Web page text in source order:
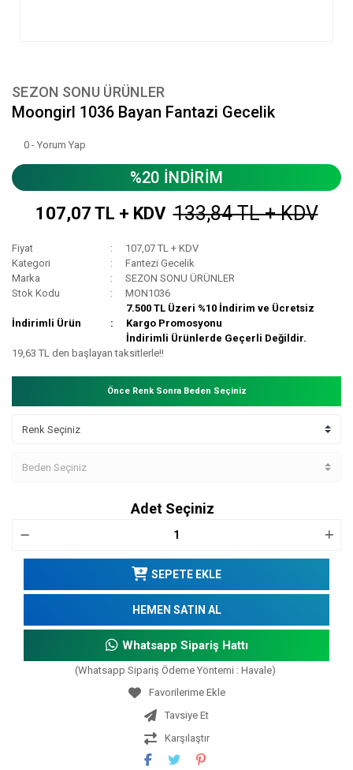
SEZON SONU ÜRÜNLER
Moongirl 1036 Bayan Fantazi Gecelik
0 - Yorum Yap
%20 İNDİRİM
107,07 TL + KDV 133,84 TL + KDV
Fiyat
107,07 TL + KDV
Kategori
Fantezi Gecelik
Marka
SEZON SONU ÜRÜNLER
Stok Kodu
MON1036
İndirimli Ürün
7.500 TL Üzeri %10 İndirim ve Ücretsiz
Kargo Promosyonu
İndirimli Ürünlerde Geçerli Değildir.
19,63 TL den başlayan taksitlerle!!
Önce Renk Sonra Beden Seçiniz
Adet Seçiniz
SEPETE EKLE
HEMEN SATIN AL
Whatsapp Sipariş Hattı
(Whatsapp Sipariş Ödeme Yöntemi : Havale)
Tavsiye Et
Karşılaştır